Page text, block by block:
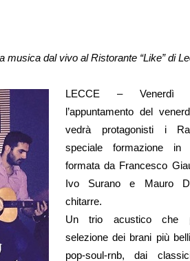
musica dal vivo al Ristorante “Like” di
LECCE – Venerdì
l’appuntamento del
vedrà protagonisti i
speciale formazione in
formata da Francesco
Ivo Surano e Mauro
chitarre.
Un trio acustico che
selezione dei brani più
pop-soul-rnb, dai